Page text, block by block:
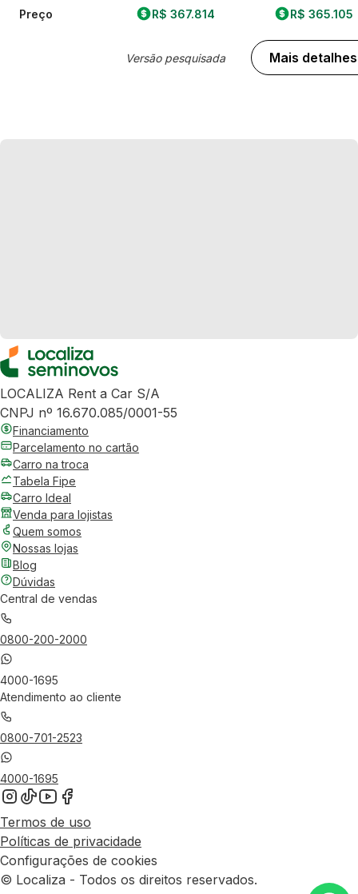
Preço R$ 367.814
Versão pesquisada
R$ 365.105
Mais detalhes
LOCALIZA Rent a Car S/A
CNPJ nº 16.670.085/0001-55
Financiamento
Parcelamento no cartão
Carro na troca
Tabela Fipe
Carro Ideal
Venda para lojistas
Quem somos
Nossas lojas
Blog
Dúvidas
Central de vendas
0800-200-2000
4000-1695
Atendimento ao cliente
0800-701-2523
4000-1695
Termos de uso
Políticas de privacidade
Configurações de cookies
© Localiza - Todos os direitos reservados.